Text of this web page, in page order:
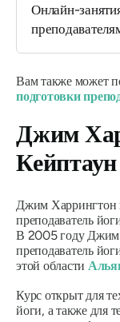
Онлайн-
Вам также может
подготовки
Джим
Кейптаун
Джим Харрингтон
преподаватель
В 2005 году Джим
преподаватель
этой области
Курс открыт для
йоги, а также для